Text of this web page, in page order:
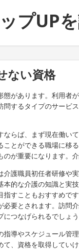
プUP
ない資格
があります。利用者
するタイプのサービ
らば、まず現在働い
とができる職場に移
が重要になります。
護職員初任者研修や
的な介護の知識と実
すこともおすすめで
要とされます。訪問
つなげられるでしょう
導やスケジュール管
、資格を取得してい